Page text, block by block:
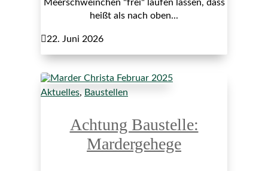
Meerschweinchen "frei" laufen lassen, dass
heißt als nach oben...
22. Juni 2026
Aktuelles, Baustellen
Achtung Baustelle:
Mardergehege